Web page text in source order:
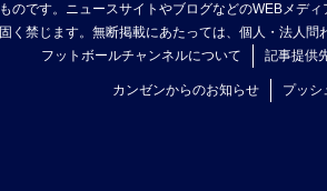
ものです。ニュースサイトやブログなどのWEBメデ
固く禁じます。無断掲載にあたっては、個人・法人問
フットボールチャンネルについて
記事提供
カンゼンからのお知らせ プッシ